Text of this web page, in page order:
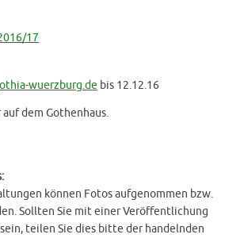
17
wuerzburg.de bis 12.12.16
dem Gothenhaus.
können Fotos aufgenommen bzw.
Sollten Sie mit einer Veröffentlichung
teilen Sie dies bitte der handelnden